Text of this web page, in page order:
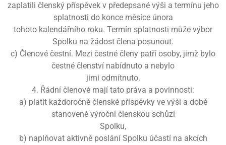
zaplatili členský příspěvek v předepsané výši a termínu jeho
splatnosti do konce měsíce února
tohoto kalendářního roku. Termín splatnosti může výbor
Spolku na žádost člena posunout.
c) Členové čestní. Mezi čestné členy patří osoby, jimž bylo
čestné členství nabídnuto a nebylo
jimi odmítnuto.
4. Řádní členové mají tato práva a povinnosti:
a) platit každoročně členské příspěvky ve výši a době
stanovené výroční členskou schůzí
Spolku,
b) naplňovat aktivně poslání Spolku účastí na akcích